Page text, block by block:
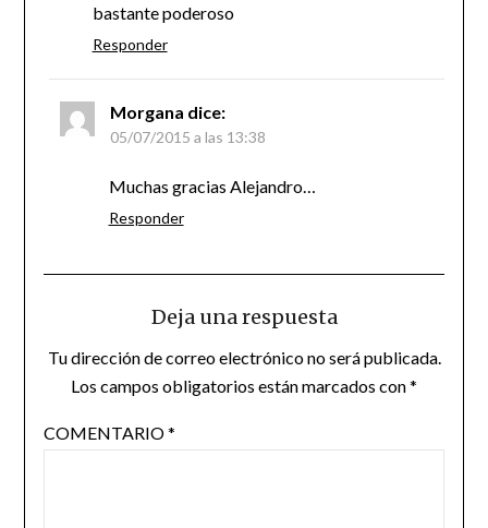
bastante poderoso
Responder
Morgana dice:
05/07/2015 a las 13:38
Muchas gracias Alejandro…
Responder
Deja una respuesta
Tu dirección de correo electrónico no será publicada.
Los campos obligatorios están marcados con*
COMENTARIO*